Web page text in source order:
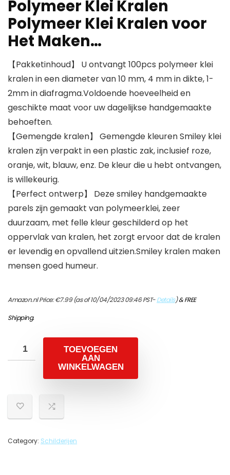
Polymeer Klei Kralen
Polymeer Klei Kralen voor
Het Maken…
【Pakketinhoud】 U ontvangt 100pcs polymeer klei
kralen in een diameter van 10 mm, 4 mm in dikte, 1-
2mm in diafragma.Voldoende hoeveelheid en
geschikte maat voor uw dagelijkse handgemaakte
behoeften.
【Gemengde kralen】 Gemengde kleuren Smiley klei
kralen zijn verpakt in een plastic zak, inclusief roze,
oranje, wit, blauw, enz. De kleur die u hebt ontvangen,
is willekeurig.
【Perfect ontwerp】 Deze smiley handgemaakte
parels zijn gemaakt van polymeerklei, zeer
duurzaam, met felle kleur geschilderd op het
oppervlak van kralen, het zorgt ervoor dat de kralen
er levendig en opvallend uitzien.Smiley kralen maken
mensen goed humeur.
Amazon.nl Price:€7.99(as of 10/04/2023 09:46 PST-Details)&FREE
Shipping.
TOEVOEGEN
AAN
WINKELWAGEN
Category: Schilderijen